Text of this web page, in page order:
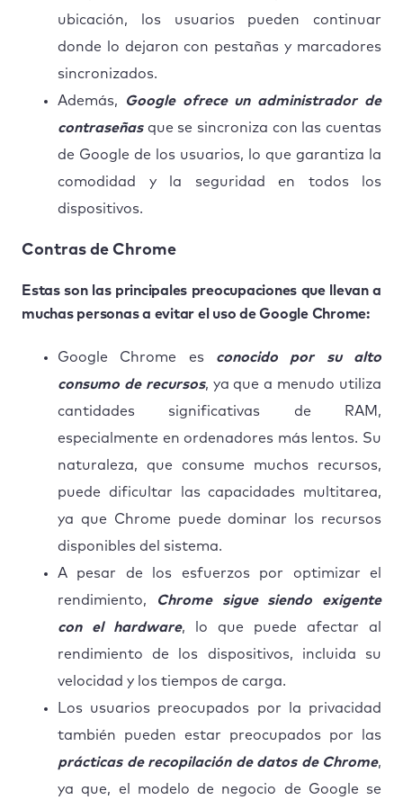
ubicación, los usuarios pueden continuar
donde lo dejaron con pestañas y marcadores
sincronizados.
Además,
Google ofrece un administrador de
contraseñasque se sincroniza con las cuentas
de Google de los usuarios, lo que garantiza la
comodidad y la seguridad en todos los
dispositivos.
Contras de Chrome
Estas son las principales preocupaciones que llevan a
muchas personas a evitar el uso de Google Chrome:
Google Chrome es conocido por su alto
consumo de recursos, ya que a menudo utiliza
cantidades significativas de RAM,
especialmente en ordenadores más lentos. Su
naturaleza, que consume muchos recursos,
puede dificultar las capacidades multitarea,
ya que Chrome puede dominar los recursos
disponibles del sistema.
A pesar de los esfuerzos por optimizar el
rendimiento,
Chrome sigue siendo exigente
con el hardware, lo que puede afectar al
rendimiento de los dispositivos, incluida su
velocidad y los tiempos de carga.
Los usuarios preocupados por la privacidad
también pueden estar preocupados por las
prácticas de recopilación de datos de Chrome,
ya que, el modelo de negocio de Google se